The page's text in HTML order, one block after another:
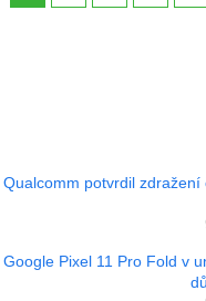
Qualcomm potvrdil
Google Pixel 11 Pro Fold v